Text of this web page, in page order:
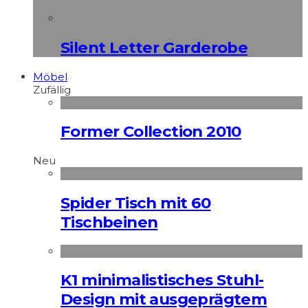
Silent Letter Garderobe
Möbel
Zufällig
Former Collection 2010
Neu
Spider Tisch mit 60
Tischbeinen
K1 minimalistisches Stuhl-
Design mit ausgeprägtem